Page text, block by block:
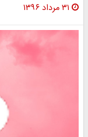
۳۱ مرداد ۱۳۹۶